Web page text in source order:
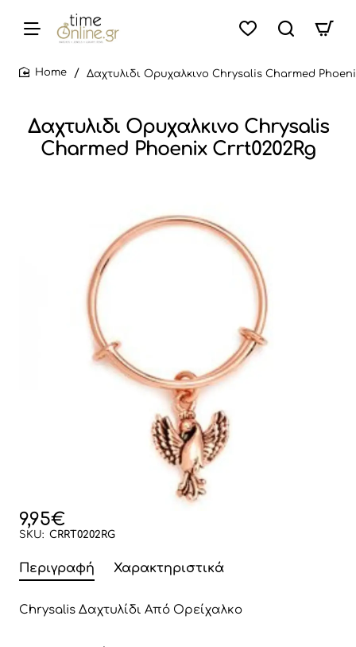
Δαχτυλιδι Ορυχαλκινο Chrysalis
Charmed Phoenix Crrt0202Rg
Δαχτυλιδι Ορυχαλκινο Chrysalis Charmed
9,95€
SKU: CRRT0202RG
Περιγραφή Χαρακτηριστικά
Chrysalis Δαχτυλίδι Από Ορείχαλκo